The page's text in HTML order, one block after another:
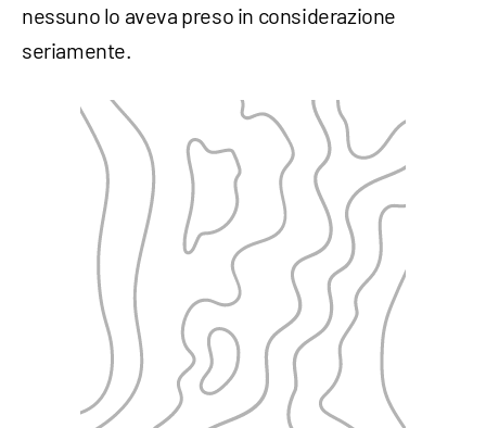
nessuno lo aveva preso in considerazione
seriamente.